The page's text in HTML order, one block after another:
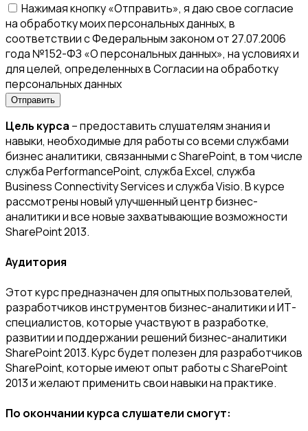
Нажимая кнопку «Отправить», я даю свое согласие
на обработку моих персональных данных, в
соответствии с Федеральным законом от 27.07.2006
года №152-ФЗ «О персональных данных», на условиях и
для целей, определенных в Согласии на обработку
персональных данных
Цель курса – предоставить слушателям знания и
навыки, необходимые для работы со всеми службами
бизнес аналитики, связанными с SharePoint, в том числе
служба PerformancePoint, служба Excel, служба
Business Connectivity Services и служба Visio. В курсе
рассмотрены новый улучшенный центр бизнес-
аналитики и все новые захватывающие возможности
SharePoint 2013.
Аудитория
Этот курс предназначен для опытных пользователей,
разработчиков инструментов бизнес-аналитики и ИТ-
специалистов, которые участвуют в разработке,
развитии и поддержании решений бизнес-аналитики
SharePoint 2013. Курс будет полезен для разработчиков
SharePoint, которые имеют опыт работы с SharePoint
2013 и желают применить свои навыки на практике.
По окончании курса слушатели смогут: